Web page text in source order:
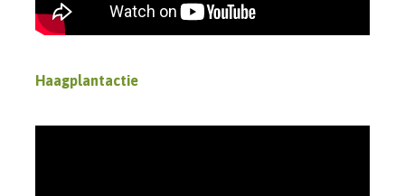
Haagplantactie